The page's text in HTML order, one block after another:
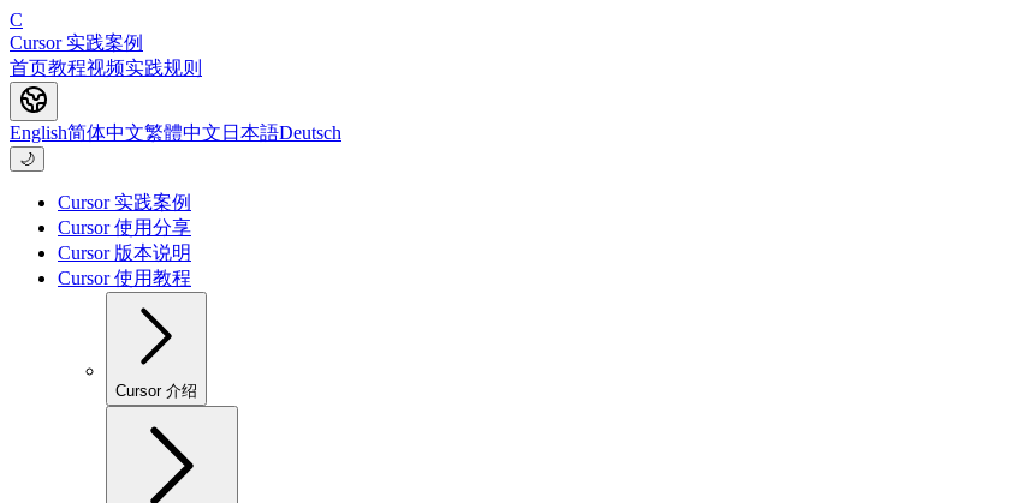
C
Cursor 实践案例
首页教程视频实践规则
English简体中文繁體中文 日本語Deutsch
🌙
Cursor 实践案例
Cursor 使用分享
Cursor 版本说明
Cursor 使用教程
Cursor 介绍